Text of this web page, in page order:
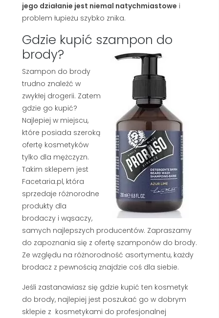
jego działanie jest niemal natychmiastowe i
problem łupieżu szybko znika.
Gdzie kupić szampon do
brody?
Szampon do brody
trudno znaleźć w
zwykłej drogerii. Zatem
gdzie go kupić?
Najlepiej w miejscu,
które posiada szeroką
ofertę kosmetyków
tylko dla mężczyzn.
Takim sklepem jest
Facetaria.pl, która
sprzedaje różnorodne
produkty dla
brodaczy i wąsaczy,
samych najlepszych producentów. Zapraszamy
do zapoznania się z ofertę szamponów do brody.
Ze względu na różnorodność asortymentu, każdy
brodacz z pewnością znajdzie coś dla siebie.
Jeśli zastanawiasz się gdzie kupić ten kosmetyk
do brody, najlepiej jest poszukać go w dobrym
sklepie z kosmetykami do profesjonalnej